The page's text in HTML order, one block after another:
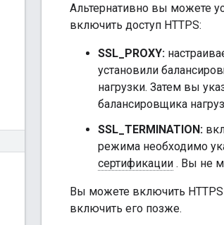
Альтернативно вы можете
включить доступ HTTPS:
SSL_PROXY:
установили
нагрузки. Затем вы
балансировщика
SSL_TERMINATION:
режима необходимо
сертификации . Вы не
Вы можете включить HTTPS
включить его позже.